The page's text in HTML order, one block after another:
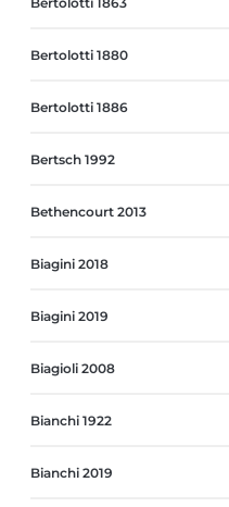
Bertolotti 1880
Bertolotti 1886
Bertsch 1992
Bethencourt 2013
Biagini 2018
Biagini 2019
Biagioli 2008
Bianchi 1922
Bianchi 2019